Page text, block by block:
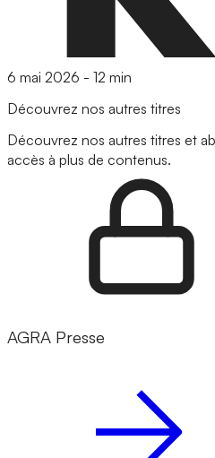
6 mai 2026 - 12 min
Découvrez nos autres titres
Découvrez nos autres titres et
accès à plus de contenus.
AGRA Presse